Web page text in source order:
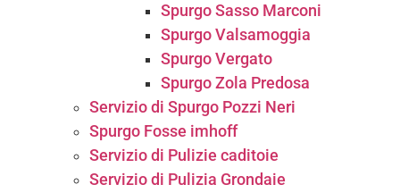
Spurgo Sasso Marconi
Spurgo Valsamoggia
Spurgo Vergato
Spurgo Zola Predosa
Servizio di Spurgo Pozzi Neri
Spurgo Fosse imhoff
Servizio di Pulizie caditoie
Servizio di Pulizia Grondaie